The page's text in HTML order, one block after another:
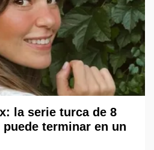
la serie turca de 8
terminar en un